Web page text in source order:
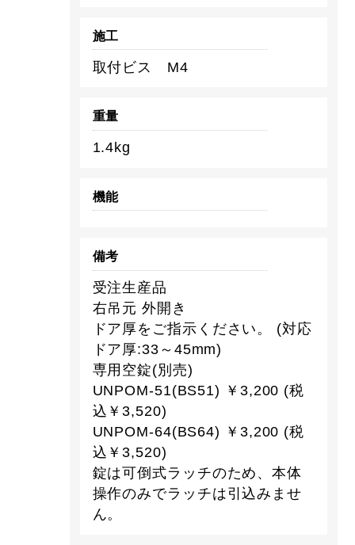
施工
取付ビス M4
重量
1.4kg
機能
備考
受注生産品
右吊元 外開き
ドア厚をご指示ください。 (対応
ドア厚:33～45mm)
専用空錠(別売)
UNPOM-51(BS51) ￥3,200 (税
込￥3,520)
UNPOM-64(BS64) ￥3,200 (税
込￥3,520)
錠は可倒式ラッチのため、本体
操作のみでラッチは引込みませ
ん。